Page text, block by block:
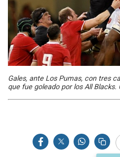
Gales, ante Los Pumas, con tres
que fue goleado por los All Blacks.